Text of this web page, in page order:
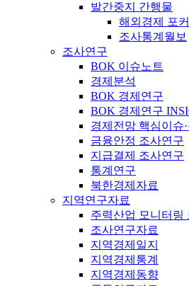
발간중지 간행물
해외경제 포
조사통계월보
조사연구
BOK 이슈노트
경제분석
BOK 경제연구
BOK 경제연구
경제전망 핵심이슈
금융안정 조사연구
지급결제 조사연구
통계연구
북한경제자료
지역연구자료
주력산업 모니터링
조사연구자료
지역경제일지
지역경제통계
지역경제동향